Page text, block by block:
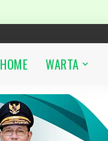
HOME WARTA